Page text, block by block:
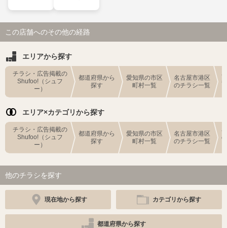
この店舗へのその他の経路
エリアから探す
チラシ・広告掲載の
Shufoo!（シュフ
ー）
都道府県から
探す
愛知県の市区
町村一覧
名古屋市港区
のチラシ一覧
エリア×カテゴリから探す
チラシ・広告掲載の
Shufoo!（シュフ
ー）
都道府県から
探す
愛知県の市区
町村一覧
名古屋市港区
のチラシ一覧
他のチラシを探す
現在地から探す カテゴリから探す
都道府県から探す